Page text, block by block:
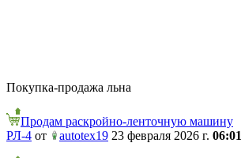
Покупка-продажа льна
Продам раскройно-ленточную машину
РЛ-4 от autotex19 23 февраля 2026 г. 06:01